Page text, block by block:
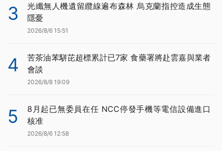
3
光纖無人機遺留纜線遍布森林 烏克蘭指控造成生態
隱憂
2026/8/6 15:51
4
苦茶油苯駢芘超標累計已7家 食藥署將赴雲嘉與業者
會談
2026/8/8 19:09
5
8月起已無委員在任 NCC停發手機等電信設備進口
核准
2026/8/6 12:58